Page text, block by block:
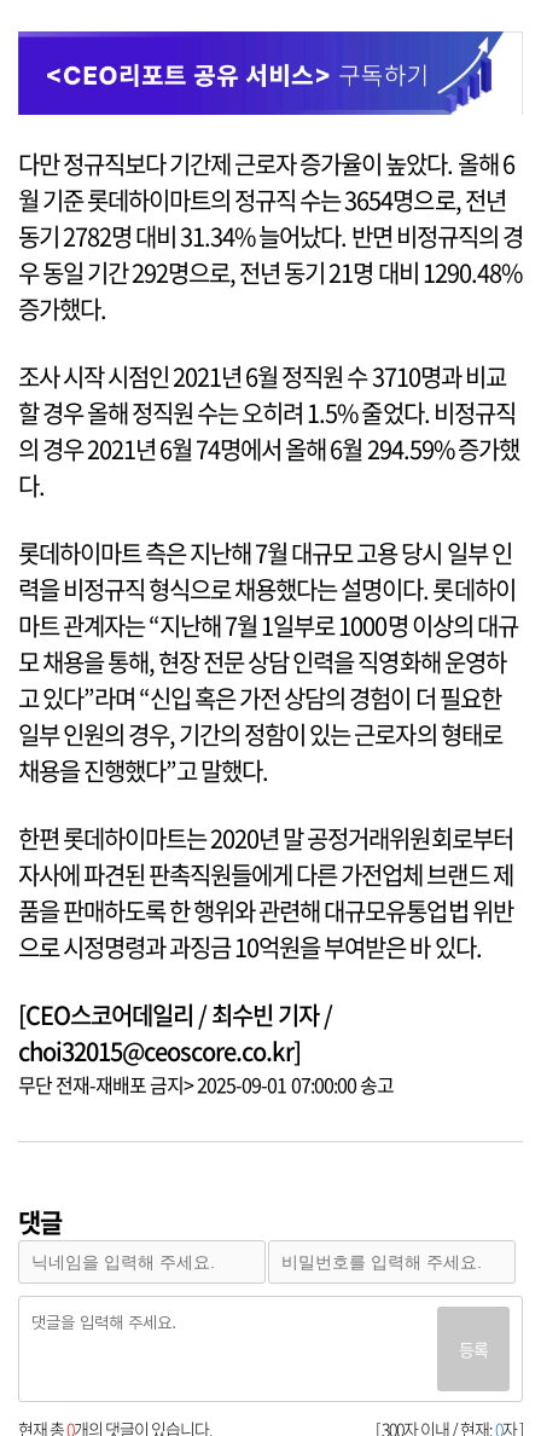
다만 정규직보다 기간제 근로자 증가율이 높았다. 올해 6
월 기준 롯데하이마트의 정규직 수는 3654명으로, 전년
동기 2782명 대비 31.34% 늘어났다. 반면 비정규직의 경
우 동일 기간 292명으로, 전년 동기 21명 대비 1290.48%
증가했다.
조사 시작 시점인 2021년 6월 정직원 수 3710명과 비교
할 경우 올해 정직원 수는 오히려 1.5% 줄었다. 비정규직
의 경우 2021년 6월 74명에서 올해 6월 294.59% 증가했
다.
롯데하이마트 측은 지난해 7월 대규모 고용 당시 일부 인
력을 비정규직 형식으로 채용했다는 설명이다. 롯데하이
마트 관계자는 “지난해 7월 1일부로 1000명 이상의 대규
모 채용을 통해, 현장 전문 상담 인력을 직영화해 운영하
고 있다”라며 “신입 혹은 가전 상담의 경험이 더 필요한
일부 인원의 경우, 기간의 정함이 있는 근로자의 형태로
채용을 진행했다”고 말했다.
한편 롯데하이마트는 2020년 말 공정거래위원회로부터
자사에 파견된 판촉직원들에게 다른 가전업체 브랜드 제
품을 판매하도록 한 행위와 관련해 대규모유통업법 위반
으로 시정명령과 과징금 10억원을 부여받은 바 있다.
[CEO스코어데일리 / 최수빈 기자 /
choi32015@ceoscore.co.kr]
무단 전재-재배포 금지> 2025-09-01 07:00:00 송고
댓글
등록
[ 300자 이내 / 현재:0자 ]
현재 총0개의 댓글이 있습니다.